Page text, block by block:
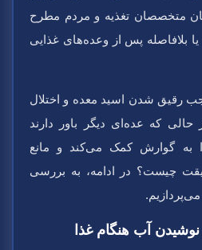
متخصصان تغذیه و مردم مطرح
بلافاصله پس از وعده‌های غذایی
رقیق شدن اسید معده و اختلال
که عده‌ای دیگر باور دارند
به گوارش کمک می‌کند و مانع
چیست؟ در ادامه، به بررسی
آب هنگام غذا